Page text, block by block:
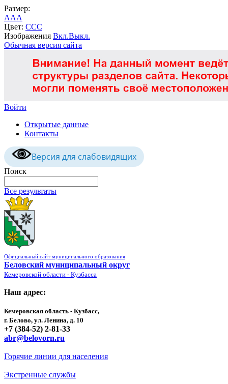
Размер:
AAA
Цвет: CCC
Изображения Вкл.Выкл.
Обычная версия сайта
Войти
Открытые данные
Контакты
Версия для слабовидящих
Поиск
Все результаты
Официальный сайт муниципального образования
Беловский муниципальный округ
Кемеровской области - Кузбасса
Наш адрес:
Кемеровская область - Кузбасс,
г. Белово, ул. Ленина, д. 10
+7 (384-52) 2-81-33
abr@belovorn.ru
Горячие линии для населения
Экстренные службы